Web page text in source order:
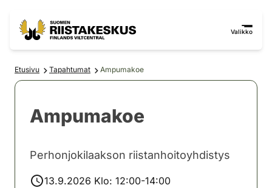
Valikko
Etusivu Tapahtumat Ampumakoe
Ampumakoe
Perhonjokilaakson riistanhoitoyhdistys
13.9.2026 Klo: 12:00-14:00